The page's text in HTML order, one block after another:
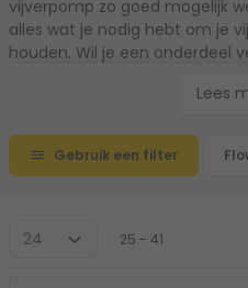
vijverpomp zo goed mogelijk
alles wat je nodig hebt om je
houden. Wil je een onderdeel
toerentalregelaar? Dan ben je
geniet je langer van een
Lees
Gebruik een filter
25 - 41